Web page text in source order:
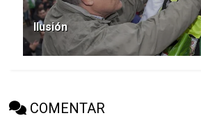
Ilusión
COMENTAR